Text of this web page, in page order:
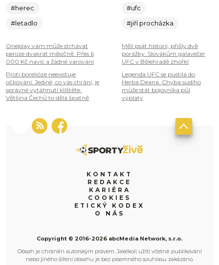
#herec
#letadlo
Oneplay vám může strhávat
peníze dvakrát měsíčně. Přes 6
000 Kč navíc a žádné varování
Proti borelióze neexistuje
očkování. Jediné, co vás chrání, je
správné vytáhnutí klíštěte.
Většina Čechů to dělá špatně
#ufc
#jiří procházka
Měli psát historii, přišly dvě
porážky. Slovákům galavečer
UFC v Bělehradě zhořkl
Legenda UFC se pustila do
Herba Deana. Chyba sudího
může stát bojovníka půl
výplaty
KONTAKT
REDAKCE
KARIÉRA
COOKIES
ETICKÝ KODEX
O NÁS
Copyright © 2016-2026 abcMedia Network, s.r.o.
Obsah je chráněn autorským právem. Jakékoli užití včetně publikování
nebo jiného šíření obsahu je bez písemného souhlasu zakázáno.